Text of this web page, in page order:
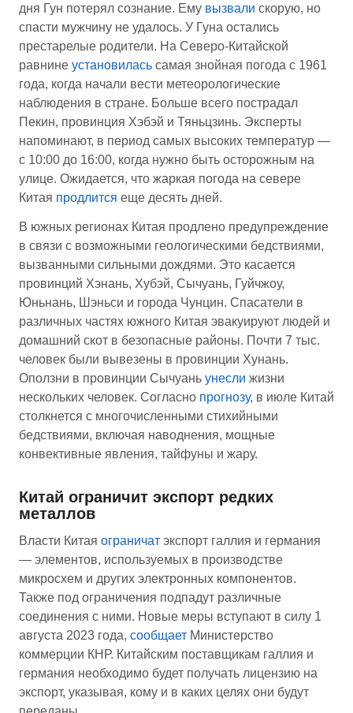
дня Гун потерял сознание. Ему вызвали скорую, но
спасти мужчину не удалось. У Гуна остались
престарелые родители. На Северо-Китайской
равнине установилась самая знойная погода c 1961
года, когда начали вести метеорологические
наблюдения в стране. Больше всего пострадал
Пекин, провинция Хэбэй и Тяньцзинь. Эксперты
напоминают, в период самых высоких температур —
с 10:00 до 16:00, когда нужно быть осторожным на
улице. Ожидается, что жаркая погода на севере
Китая продлится еще десять дней.
В южных регионах Китая продлено предупреждение
в связи с возможными геологическими бедствиями,
вызванными сильными дождями. Это касается
провинций Хэнань, Хубэй, Сычуань, Гуйчжоу,
Юньнань, Шэньси и города Чунцин. Спасатели в
различных частях южного Китая эвакуируют людей и
домашний скот в безопасные районы. Почти 7 тыс.
человек были вывезены в провинции Хунань.
Оползни в провинции Сычуань унесли жизни
нескольких человек. Согласно прогнозу, в июле Китай
столкнется с многочисленными стихийными
бедствиями, включая наводнения, мощные
конвективные явления, тайфуны и жару.
Китай ограничит экспорт редких
металлов
Власти Китая ограничат экспорт галлия и германия
— элементов, используемых в производстве
микросхем и других электронных компонентов.
Также под ограничения подпадут различные
соединения с ними. Новые меры вступают в силу 1
августа 2023 года, сообщает Министерство
коммерции КНР. Китайским поставщикам галлия и
германия необходимо будет получать лицензию на
экспорт, указывая, кому и в каких целях они будут